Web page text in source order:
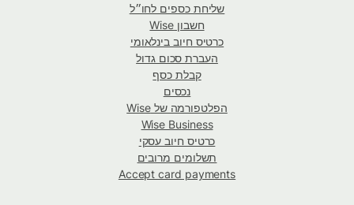
שליחת כספים לחו״ל
חשבון Wise
כרטיס חיוב בינלאומי
העברת סכום גדול
קבלת כסף
נכסים
הפלטפורמה של Wise
Wise Business
כרטיס חיוב עסקי
תשלומים מרובים
Accept card payments